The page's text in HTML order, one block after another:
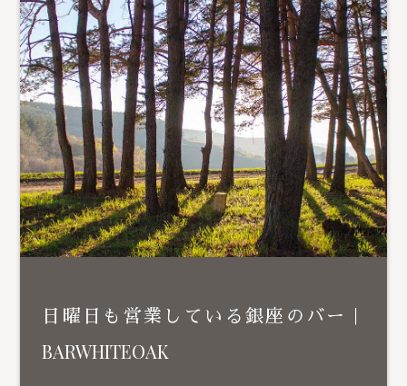
日曜日も営業している銀座のバー｜
BARWHITEOAK